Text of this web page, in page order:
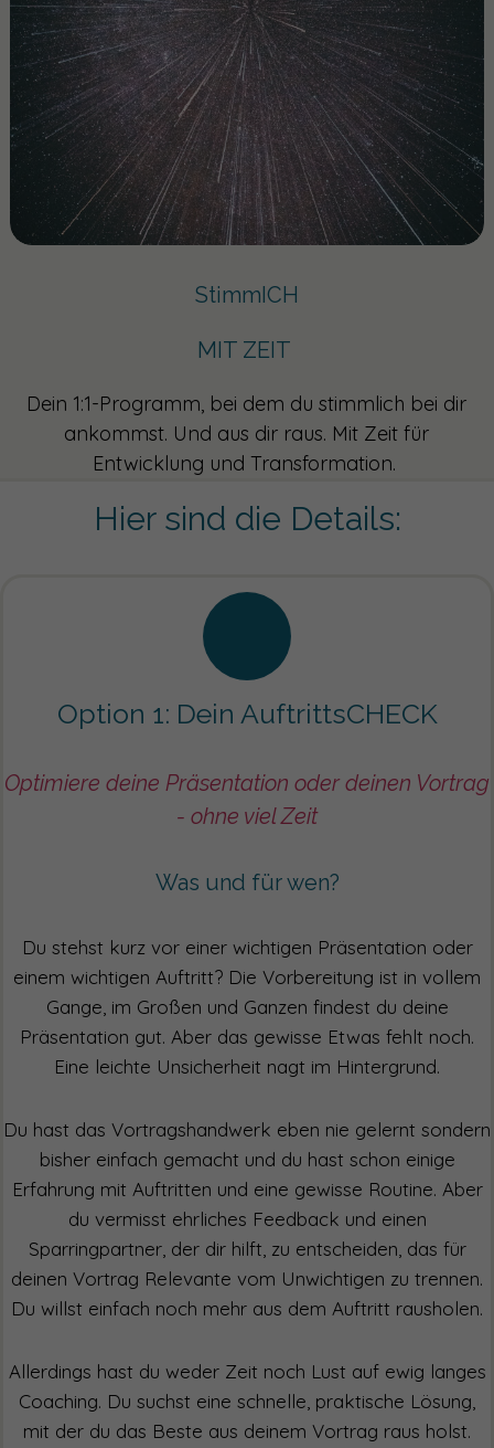
StimmICH
MIT ZEIT
Dein 1:1-Programm, bei dem du stimmlich bei dir
ankommst. Und aus dir raus. Mit Zeit für
Entwicklung und Transformation.
Hier sind die Details:
Option 1: Dein AuftrittsCHECK
Optimiere deine Präsentation oder deinen Vortrag
- ohne viel Zeit
Was und für wen?
Du stehst kurz vor einer wichtigen Präsentation oder
einem wichtigen Auftritt? Die Vorbereitung ist in vollem
Gange, im Großen und Ganzen findest du deine
Präsentation gut. Aber das gewisse Etwas fehlt noch.
Eine leichte Unsicherheit nagt im Hintergrund.
Du hast das Vortragshandwerk eben nie gelernt sondern
bisher einfach gemacht und du hast schon einige
Erfahrung mit Auftritten und eine gewisse Routine. Aber
du vermisst ehrliches Feedback und einen
Sparringpartner, der dir hilft, zu entscheiden, das für
deinen Vortrag Relevante vom Unwichtigen zu trennen.
Du willst einfach noch mehr aus dem Auftritt rausholen.
Allerdings hast du weder Zeit noch Lust auf ewig langes
Coaching. Du suchst eine schnelle, praktische Lösung,
mit der du das Beste aus deinem Vortrag raus holst.